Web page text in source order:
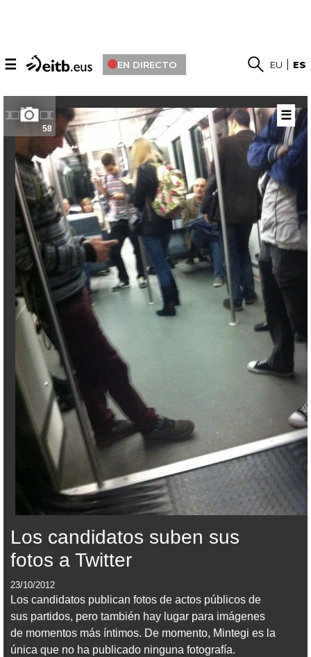
☰ EN DIRECTO EU ES
58
Los candidatos suben sus
fotos a Twitter
23/10/2012
Los candidatos publican fotos de actos públicos de
sus partidos, pero también hay lugar para imágenes
de momentos más íntimos. De momento, Mintegi es la
única que no ha publicado ninguna fotografía.
☰